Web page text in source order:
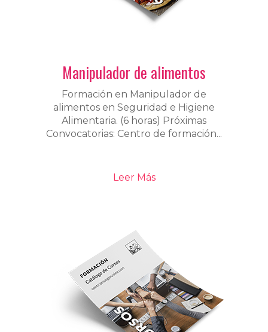
Manipulador de alimentos
Formación en Manipulador de
alimentos en Seguridad e Higiene
Alimentaria. (6 horas) Próximas
Convocatorias: Centro de formación...
Leer Más